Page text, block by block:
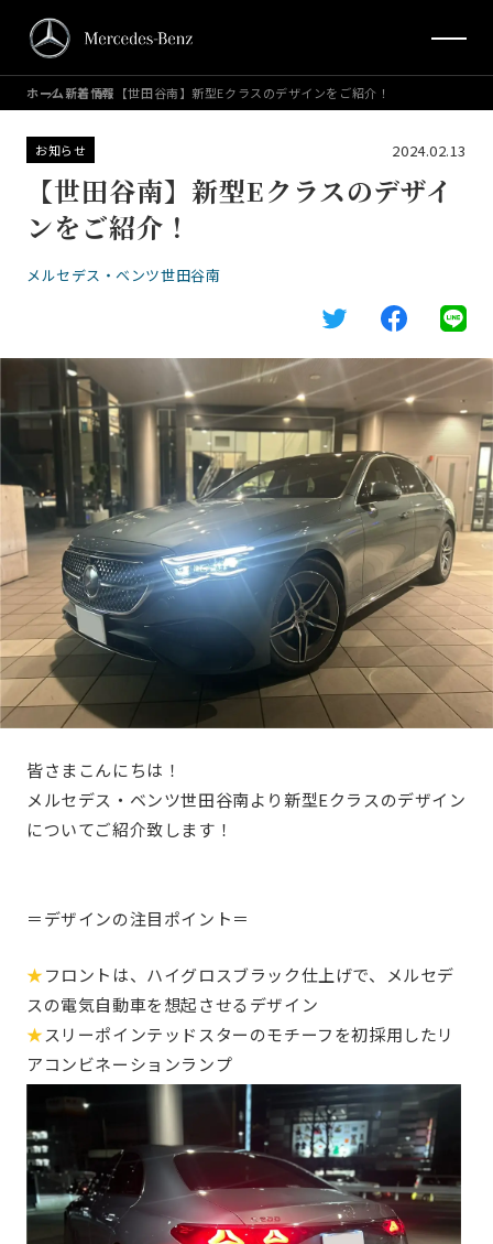
ホーム新着情報 【世田谷南】新型Eクラスのデザインをご紹介！
お知らせ 2024.02.13
【世田谷南】新型Eクラスのデザイ
ンをご紹介！
メルセデス・ベンツ世田谷南
皆さまこんにちは！
メルセデス・ベンツ世田谷南より新型Eクラスのデザイン
についてご紹介致します！
＝デザインの注目ポイント＝
★フロントは、ハイグロスブラック仕上げで、メルセデ
スの電気自動車を想起させるデザイン
★スリーポインテッドスターのモチーフを初採用したリ
アコンビネーションランプ